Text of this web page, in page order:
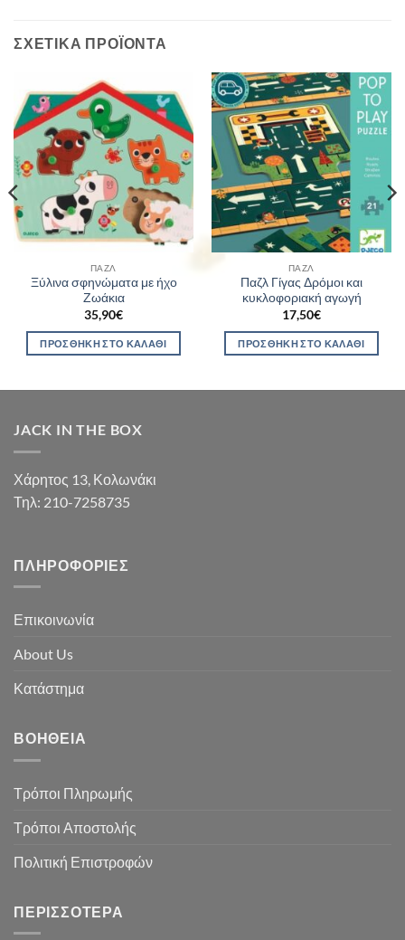
ΣΧΕΤΙΚΆ ΠΡΟΪΌΝΤΑ
ΠΑΖΛ
Ξύλινα σφηνώματα με ήχο
Ζωάκια
35,90€
ΠΡΟΣΘΉΚΗ ΣΤΟ ΚΑΛΆΘΙ
ΠΑΖΛ
Παζλ Γίγας Δρόμοι και
κυκλοφοριακή αγωγή
17,50€
ΠΡΟΣΘΉΚΗ ΣΤΟ ΚΑΛΆΘΙ
JACK IN THE BOX
Χάρητος 13, Κολωνάκι
Τηλ: 210-7258735
ΠΛΗΡΟΦΟΡΊΕΣ
Επικοινωνία
About Us
Κατάστημα
ΒΟΉΘΕΙΑ
Τρόποι Πληρωμής
Τρόποι Αποστολής
Πολιτική Επιστροφών
ΠΕΡΙΣΣΌΤΕΡΑ